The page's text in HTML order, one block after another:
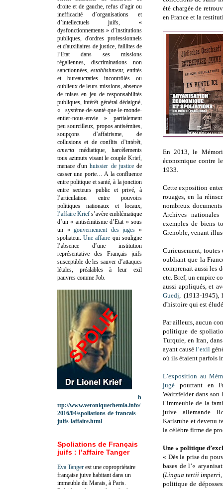
été chargée de
en France et la
En 2013, le
économique contre
1933.
Cette exposition
rouages, en la
nombreux
Archives
exemples de biens
Grenoble, venant
Curieusement,
oubliant que la
comprenait aussi les
etc. Bref, un empire
aussi appliqués, et
Guedj, (1913-1945),
d'histoire qui est
Par ailleurs, aucun
politique de
Turquie, en Iran,
ayant causél’exil
où ils étaient parfois
L’exposition au
jugé pourtant en
Waitzfelder dans
l’immeuble de la
juive allemande
Karlsruhe et devenu
la célèbre firme de
Une « politique
« Dès la prise du
bases de l’«
(Lingua tertii imperri
politique de
droite et de gauche, refus d’agir ou
inefficacité d’organisations et
d’intellectuels juifs, «
dysfonctionnements » d’institutions
publiques, d'ordres professionnels
et d'auxiliaires de justice, faillites de
l’Etat dans ses missions
régaliennes, discriminations non
sanctionnées,establishment, entités
et bureaucraties incontrôlés ou
oublieux de leurs missions, absence
de mises en jeu de responsabilités
publiques, intérêt général dédaigné,
« système-de-santé-que-le-monde-
entier-nous-envie » partialement
peu sourcilleux, propos antisémites,
soupçons d’affairisme, de
collusions et de conflits d’intérêt,
omertamédiatique, harcèlements
tous azimuts visant le couple Krief,
menace d'unhuissier de justicede
casser une porte… A la confluence
entre politique et santé, à la jonction
entre secteurs public et privé, à
l’articulation entre pouvoirs
politiques nationaux et locaux,
l’affaire Krief s’avère emblématique
d’un « antisémitisme d’Etat » sous
un «gouvernement des juges »
spoliateur.Une affaire qui souligne
l’absence d’une institution
représentative des Français juifs
susceptible de les sauver d’attaques
létales, préalables à leur exil
pauvres comme Job.
h
ttp://www.veroniquechemla.info/
2016/04/spoliations-de-francais-
juifs-laffaire.html
Spoliations de Français
juifs : l’affaire Tanger
Eva Tanger est une copropriétaire
française juive habitant dans un
immeuble du Marais, à Paris.